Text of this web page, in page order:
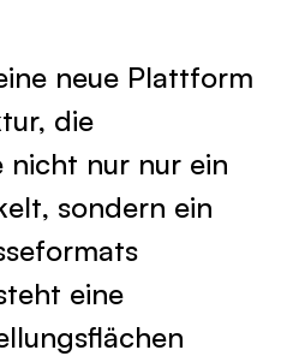
neue Plattform
die
nicht nur nur ein
sondern ein
eine